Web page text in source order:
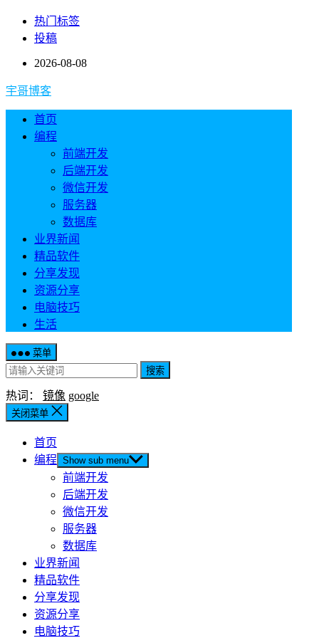
热门标签
投稿
2026-08-08
宇哥博客
首页
编程
前端开发
后端开发
微信开发
服务器
数据库
业界新闻
精品软件
分享发现
资源分享
电脑技巧
生活
菜单
搜索
热词： 镜像 google
关闭菜单
首页
编程 Show sub menu
前端开发
后端开发
微信开发
服务器
数据库
业界新闻
精品软件
分享发现
资源分享
电脑技巧